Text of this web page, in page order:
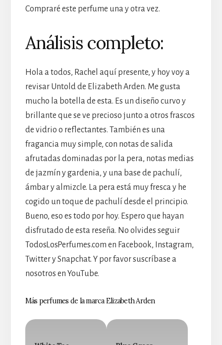
Compraré este perfume una y otra vez.
Análisis completo:
Hola a todos, Rachel aquí presente, y hoy voy a
revisar Untold de Elizabeth Arden. Me gusta
mucho la botella de esta. Es un diseño curvo y
brillante que se ve precioso junto a otros frascos
de vidrio o reflectantes. También es una
fragancia muy simple, con notas de salida
afrutadas dominadas por la pera, notas medias
de jazmín y gardenia, y una base de pachulí,
ámbar y almizcle. La pera está muy fresca y he
cogido un toque de pachulí desde el principio.
Bueno, eso es todo por hoy. Espero que hayan
disfrutado de esta reseña. No olvides seguir
TodosLosPerfumes.com en Facebook, Instagram,
Twitter y Snapchat. Y por favor suscríbase a
nosotros en YouTube.
Más perfumes de la marca Elizabeth Arden